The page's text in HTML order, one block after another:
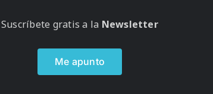
Suscríbete gratis a la Newsletter
Me apunto